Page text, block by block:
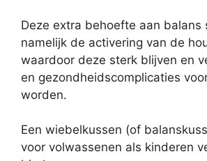
Deze extra behoefte aan balans
namelijk de activering van de
waardoor deze sterk blijven en
en gezondheidscomplicaties
worden.
Een wiebelkussen (of
voor volwassenen als kinderen